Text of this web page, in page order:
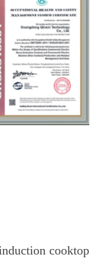
cooktop